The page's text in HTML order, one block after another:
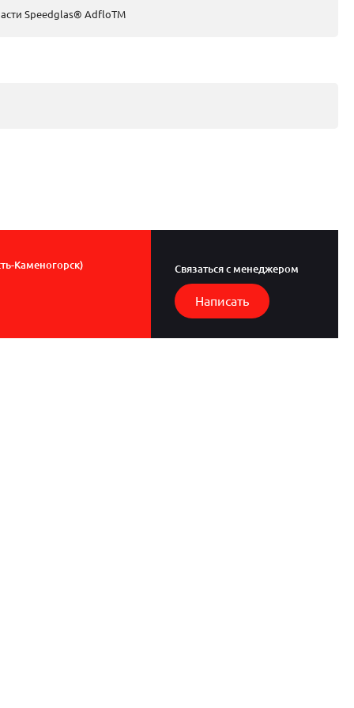
Speedglas® AdfloTM
Каменогорск) Связаться с менеджером
Написать